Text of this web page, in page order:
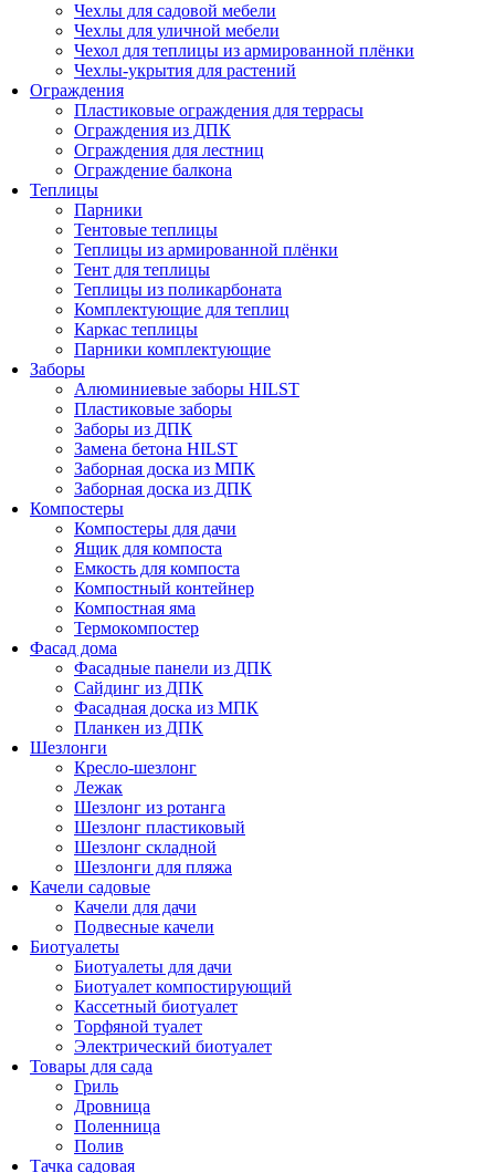
Чехлы для садовой мебели
Чехлы для уличной мебели
Чехол для теплицы из армированной плёнки
Чехлы-укрытия для растений
Ограждения
Пластиковые ограждения для террасы
Ограждения из ДПК
Ограждения для лестниц
Ограждение балкона
Теплицы
Парники
Тентовые теплицы
Теплицы из армированной плёнки
Тент для теплицы
Теплицы из поликарбоната
Комплектующие для теплиц
Каркас теплицы
Парники комплектующие
Заборы
Алюминиевые заборы HILST
Пластиковые заборы
Заборы из ДПК
Замена бетона HILST
Заборная доска из МПК
Заборная доска из ДПК
Компостеры
Компостеры для дачи
Ящик для компоста
Емкость для компоста
Компостный контейнер
Компостная яма
Термокомпостер
Фасад дома
Фасадные панели из ДПК
Сайдинг из ДПК
Фасадная доска из МПК
Планкен из ДПК
Шезлонги
Кресло-шезлонг
Лежак
Шезлонг из ротанга
Шезлонг пластиковый
Шезлонг складной
Шезлонги для пляжа
Качели садовые
Качели для дачи
Подвесные качели
Биотуалеты
Биотуалеты для дачи
Биотуалет компостирующий
Кассетный биотуалет
Торфяной туалет
Электрический биотуалет
Товары для сада
Гриль
Дровница
Поленница
Полив
Тачка садовая